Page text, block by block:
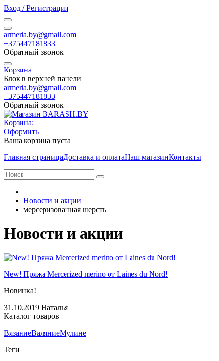
Вход / Регистрация
armeria.by@gmail.com
+375447181833
Обратный звонок
Корзина
Блок в верхней панели
armeria.by@gmail.com
+375447181833
Обратный звонок
Корзина:
Оформить
Ваша корзина пуста
Главная страницаДоставка и оплатаНаш магазинКонтакты
Новости и акции
мерсеризованная шерсть
Новости и акции
New! Пряжа Mercerized merino от Laines du Nord!
Новинка!
31.10.2019 Наталья
Каталог товаров
ВязаниеВаляниеМулине
Теги